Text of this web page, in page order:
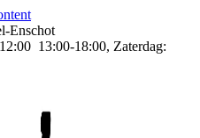
Enschot
13:00-18:00, Zaterdag: